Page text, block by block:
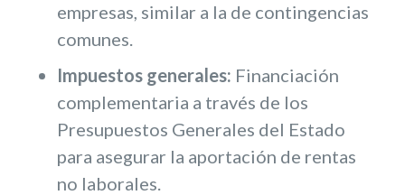
empresas, similar a la de contingencias
comunes.
Impuestos generales: Financiación
complementaria a través de los
Presupuestos Generales del Estado
para asegurar la aportación de rentas
no laborales.